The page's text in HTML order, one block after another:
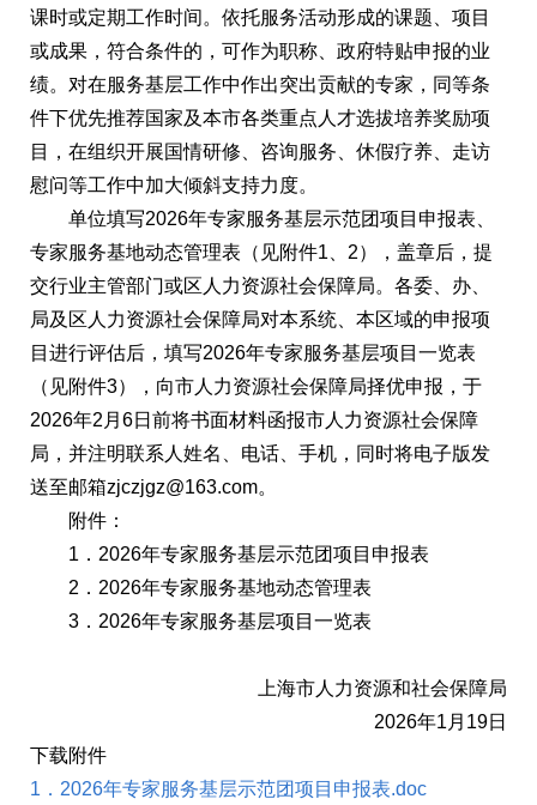
课时或定期工作时间。依托服务活动形成的课题、项目
或成果，符合条件的，可作为职称、政府特贴申报的业
绩。对在服务基层工作中作出突出贡献的专家，同等条
件下优先推荐国家及本市各类重点人才选拔培养奖励项
目，在组织开展国情研修、咨询服务、休假疗养、走访
慰问等工作中加大倾斜支持力度。
单位填写2026年专家服务基层示范团项目申报表、
专家服务基地动态管理表（见附件1、2），盖章后，提
交行业主管部门或区人力资源社会保障局。各委、办、
局及区人力资源社会保障局对本系统、本区域的申报项
目进行评估后，填写2026年专家服务基层项目一览表
（见附件3），向市人力资源社会保障局择优申报，于
2026年2月6日前将书面材料函报市人力资源社会保障
局，并注明联系人姓名、电话、手机，同时将电子版发
送至邮箱zjczjgz@163.com。
附件：
1．2026年专家服务基层示范团项目申报表
2．2026年专家服务基地动态管理表
3．2026年专家服务基层项目一览表
上海市人力资源和社会保障局
2026年1月19日
下载附件
1．2026年专家服务基层示范团项目申报表.doc